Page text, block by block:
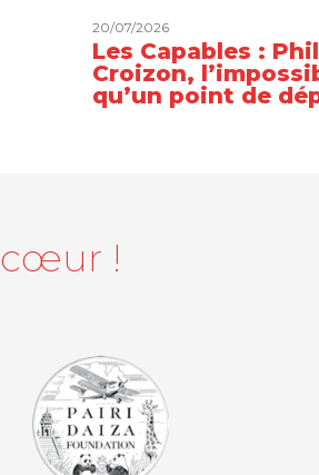
20/07/2026
Les Capables :
Croizon,
qu’un point de
cœur !